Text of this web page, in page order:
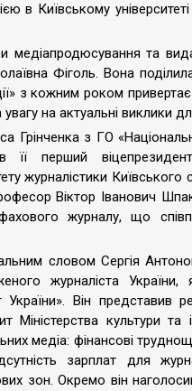
Київському університеті
та
Фіголь. Вона
з кожним роком
на актуальні виклики
Грінченка з ГО
її перший
журналістики Київського
Віктор Іванович
журналу, що
словом Сергія
журналіста
Він представив
культури та
медіа: фінансові
зарплат для
зон. Окремо він